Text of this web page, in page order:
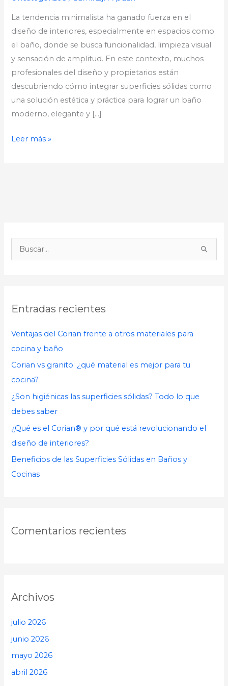
La tendencia minimalista ha ganado fuerza en el
diseño de interiores, especialmente en espacios como
el baño, donde se busca funcionalidad, limpieza visual
y sensación de amplitud. En este contexto, muchos
profesionales del diseño y propietarios están
descubriendo cómo integrar superficies sólidas como
una solución estética y práctica para lograr un baño
moderno, elegante y […]
Leer más »
a
r
:
Entradas recientes
Ventajas del Corian frente a otros materiales para
cocina y baño
Corian vs granito: ¿qué material es mejor para tu
cocina?
¿Son higiénicas las superficies sólidas? Todo lo que
debes saber
¿Qué es el Corian® y por qué está revolucionando el
diseño de interiores?
Beneficios de las Superficies Sólidas en Baños y
Cocinas
Comentarios recientes
Archivos
julio 2026
junio 2026
mayo 2026
abril 2026